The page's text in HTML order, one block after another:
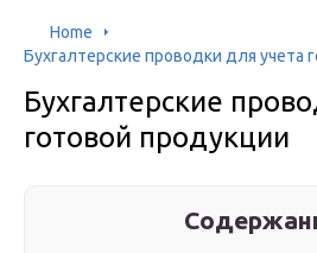
Home
Бухгалтерские проводки для учета
Бухгалтерские
готовой продукции